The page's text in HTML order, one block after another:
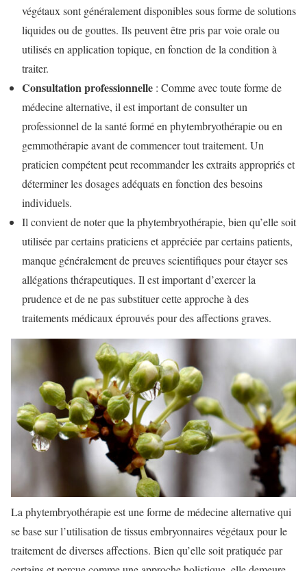
végétaux sont généralement disponibles sous forme de solutions
liquides ou de gouttes. Ils peuvent être pris par voie orale ou
utilisés en application topique, en fonction de la condition à
traiter.
Consultation professionnelle : Comme avec toute forme de
médecine alternative, il est important de consulter un
professionnel de la santé formé en phytembryothérapie ou en
gemmothérapie avant de commencer tout traitement. Un
praticien compétent peut recommander les extraits appropriés et
déterminer les dosages adéquats en fonction des besoins
individuels.
Il convient de noter que la phytembryothérapie, bien qu’elle soit
utilisée par certains praticiens et appréciée par certains patients,
manque généralement de preuves scientifiques pour étayer ses
allégations thérapeutiques. Il est important d’exercer la
prudence et de ne pas substituer cette approche à des
traitements médicaux éprouvés pour des affections graves.
La phytembryothérapie est une forme de médecine alternative qui
se base sur l’utilisation de tissus embryonnaires végétaux pour le
traitement de diverses affections. Bien qu’elle soit pratiquée par